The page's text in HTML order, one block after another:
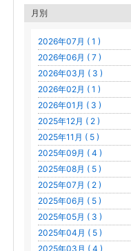
月別
2026年07月 ( 1 )
2026年06月 ( 7 )
2026年03月 ( 3 )
2026年02月 ( 1 )
2026年01月 ( 3 )
2025年12月 ( 2 )
2025年11月 ( 5 )
2025年09月 ( 4 )
2025年08月 ( 5 )
2025年07月 ( 2 )
2025年06月 ( 5 )
2025年05月 ( 3 )
2025年04月 ( 5 )
2025年03月 ( 4 )